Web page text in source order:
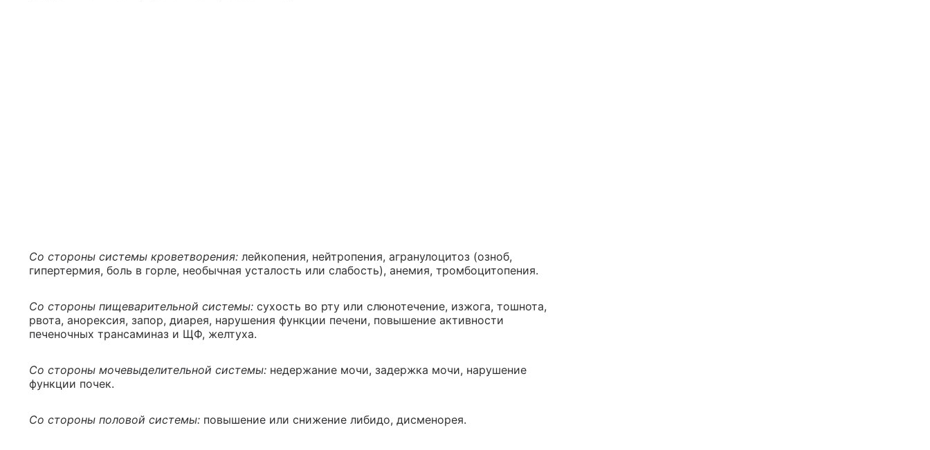
Со стороны системы кроветворения: лейкопения, нейтропения, агранулоцитоз (озноб,
гипертермия, боль в горле, необычная усталость или слабость), анемия, тромбоцитопения.
Со стороны пищеварительной системы: сухость во рту или слюнотечение, изжога, тошнота,
рвота, анорексия, запор, диарея, нарушения функции печени, повышение активности
печеночных трансаминаз и ЩФ, желтуха.
Со стороны мочевыделительной системы: недержание мочи, задержка мочи, нарушение
функции почек.
Со стороны половой системы: повышение или снижение либидо, дисменорея.